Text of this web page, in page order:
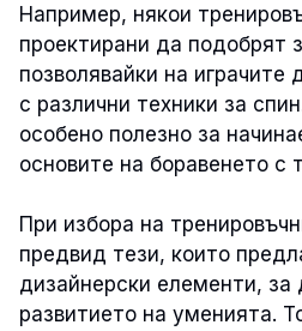
Например, някои
проектирани да подобрят
позволявайки на играчите
с различни техники за
особено полезно за
основите на боравенето с
При избора на
предвид тези, които
дизайнерски елементи, за
развитието на уменията.